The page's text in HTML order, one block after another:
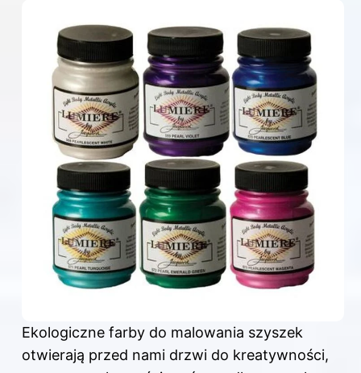
Ekologiczne farby do malowania szyszek
otwierają przed nami drzwi do kreatywności,